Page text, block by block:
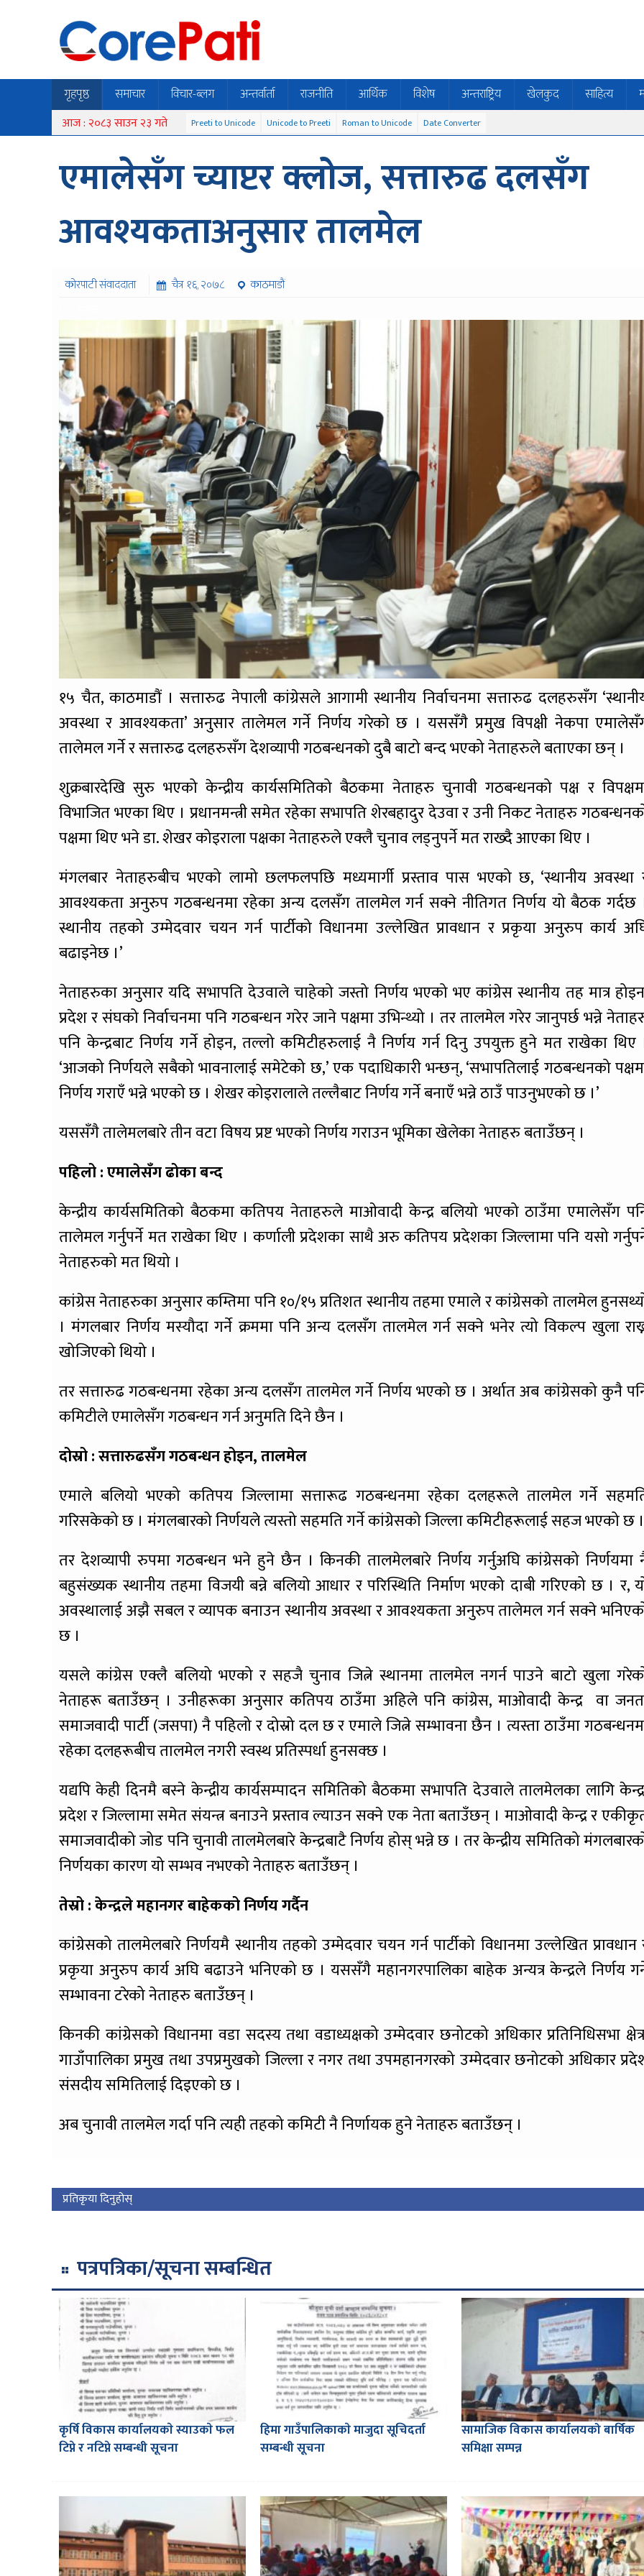
गृहपृष्ठ समाचार विचार-ब्लग अन्तर्वार्ता राजनीति आर्थिक विशेष अन्तराष्ट्रिय खेलकुद साहित्य
आज : २०८३ साउन २३ गते Preeti to Unicode Unicode to Preeti Roman to Unicode Date Converter
एमालेसँग च्याप्टर क्लोज, सत्तारुढ दलसँग
आवश्यकताअनुसार तालमेल
कोरपाटी संवाददाता चैत्र १६, २०७८
काठमाडौं
१५ चैत, काठमाडौं । सत्तारुढ नेपाली कांग्रेसले आगामी स्थानीय निर्वाचनमा सत्तारुढ दलहरुसँग
अवस्था र आवश्यकता’ अनुसार तालेमल गर्ने निर्णय गरेको छ । यससँगै प्रमुख विपक्षी नेकपा
तालेमल गर्ने र सत्तारुढ दलहरुसँग देशव्यापी गठबन्धनको दुबै बाटो बन्द भएको नेताहरुले बताएका छन् ।
शुक्रबारदेखि सुरु भएको केन्द्रीय कार्यसमितिको बैठकमा नेताहरु चुनावी गठबन्धनको पक्ष र
विभाजित भएका थिए । प्रधानमन्त्री समेत रहेका सभापति शेरबहादुर देउवा र उनी निकट नेताहरु
पक्षमा थिए भने डा. शेखर कोइराला पक्षका नेताहरुले एक्लै चुनाव लड्नुपर्ने मत राख्दै आएका थिए ।
मंगलबार नेताहरुबीच भएको लामो छलफलपछि मध्यमार्गी प्रस्ताव पास भएको छ, ‘स्थानीय अवस्था
आवश्यकता अनुरुप गठबन्धनमा रहेका अन्य दलसँग तालमेल गर्न सक्ने नीतिगत निर्णय यो बैठक गर्दछ
स्थानीय तहको उम्मेदवार चयन गर्न पार्टीको विधानमा उल्लेखित प्रावधान र प्रकृया अनुरुप कार्य
बढाइनेछ ।’
नेताहरुका अनुसार यदि सभापति देउवाले चाहेको जस्तो निर्णय भएको भए कांग्रेस स्थानीय तह मात्र
प्रदेश र संघको निर्वाचनमा पनि गठबन्धन गरेर जाने पक्षमा उभिन्थ्यो । तर तालमेल गरेर जानुपर्छ भन्ने
पनि केन्द्रबाट निर्णय गर्ने होइन, तल्लो कमिटीहरुलाई नै निर्णय गर्न दिनु उपयुक्त हुने मत राखेका थिए
‘आजको निर्णयले सबैको भावनालाई समेटेको छ,’ एक पदाधिकारी भन्छन्, ‘सभापतिलाई गठबन्धनको
निर्णय गराएँ भन्ने भएको छ । शेखर कोइरालाले तल्लैबाट निर्णय गर्ने बनाएँ भन्ने ठाउँ पाउनुभएको छ ।’
यससँगै तालेमलबारे तीन वटा विषय प्रष्ट भएको निर्णय गराउन भूमिका खेलेका नेताहरु बताउँछन् ।
पहिलो : एमालेसँग ढोका बन्द
केन्द्रीय कार्यसमितिको बैठकमा कतिपय नेताहरुले माओवादी केन्द्र बलियो भएको ठाउँमा एमालेसँग
तालेमल गर्नुपर्ने मत राखेका थिए । कर्णाली प्रदेशका साथै अरु कतिपय प्रदेशका जिल्लामा पनि यसो
नेताहरुको मत थियो ।
कांग्रेस नेताहरुका अनुसार कम्तिमा पनि १०/१५ प्रतिशत स्थानीय तहमा एमाले र कांग्रेसको तालमेल
। मंगलबार निर्णय मस्यौदा गर्ने क्रममा पनि अन्य दलसँग तालमेल गर्न सक्ने भनेर त्यो विकल्प खुला
खोजिएको थियो ।
तर सत्तारुढ गठबन्धनमा रहेका अन्य दलसँग तालमेल गर्ने निर्णय भएको छ । अर्थात अब कांग्रेसको कुनै
कमिटीले एमालेसँग गठबन्धन गर्न अनुमति दिने छैन ।
दोस्रो : सत्तारुढसँग गठबन्धन होइन, तालमेल
एमाले बलियो भएको कतिपय जिल्लामा सत्तारूढ गठबन्धनमा रहेका दलहरूले तालमेल गर्ने
गरिसकेको छ । मंगलबारको निर्णयले त्यस्तो सहमति गर्ने कांग्रेसको जिल्ला कमिटीहरूलाई सहज भएको छ ।
तर देशव्यापी रुपमा गठबन्धन भने हुने छैन । किनकी तालमेलबारे निर्णय गर्नुअघि कांग्रेसको निर्णयमा
बहुसंख्यक स्थानीय तहमा विजयी बन्ने बलियो आधार र परिस्थिति निर्माण भएको दाबी गरिएको छ । र,
अवस्थालाई अझै सबल र व्यापक बनाउन स्थानीय अवस्था र आवश्यकता अनुरुप तालेमल गर्न सक्ने
छ ।
यसले कांग्रेस एक्लै बलियो भएको र सहजै चुनाव जित्ने स्थानमा तालमेल नगर्न पाउने बाटो खुला
नेताहरू बताउँछन् । उनीहरूका अनुसार कतिपय ठाउँमा अहिले पनि कांग्रेस, माओवादी केन्द्र वा
समाजवादी पार्टी (जसपा) नै पहिलो र दोस्रो दल छ र एमाले जित्ने सम्भावना छैन । त्यस्ता ठाउँमा
रहेका दलहरूबीच तालमेल नगरी स्वस्थ प्रतिस्पर्धा हुनसक्छ ।
यद्यपि केही दिनमै बस्ने केन्द्रीय कार्यसम्पादन समितिको बैठकमा सभापति देउवाले तालमेलका लागि
प्रदेश र जिल्लामा समेत संयन्त्र बनाउने प्रस्ताव ल्याउन सक्ने एक नेता बताउँछन् । माओवादी केन्द्र र
समाजवादीको जोड पनि चुनावी तालमेलबारे केन्द्रबाटै निर्णय होस् भन्ने छ । तर केन्द्रीय समितिको
निर्णयका कारण यो सम्भव नभएको नेताहरु बताउँछन् ।
तेस्रो : केन्द्रले महानगर बाहेकको निर्णय गर्दैन
कांग्रेसको तालमेलबारे निर्णयमै स्थानीय तहको उम्मेदवार चयन गर्न पार्टीको विधानमा उल्लेखित प्रावधान
प्रकृया अनुरुप कार्य अघि बढाउने भनिएको छ । यससँगै महानगरपालिका बाहेक अन्यत्र केन्द्रले निर्णय
सम्भावना टरेको नेताहरु बताउँछन् ।
किनकी कांग्रेसको विधानमा वडा सदस्य तथा वडाध्यक्षको उम्मेदवार छनोटको अधिकार प्रतिनिधिसभा
गाउाँपालिका प्रमुख तथा उपप्रमुखको जिल्ला र नगर तथा उपमहानगरको उम्मेदवार छनोटको अधिकार
संसदीय समितिलाई दिइएको छ ।
अब चुनावी तालमेल गर्दा पनि त्यही तहको कमिटी नै निर्णायक हुने नेताहरु बताउँछन् ।
प्रतिकृया दिनुहोस्
पत्रपत्रिका/सूचना सम्बन्धित
कृर्षि विकास कार्यालयकाे स्याउकाे फल
टिप्ने र नटिप्ने सम्बन्धी सूचना
हिमा गाउँपालिकाकाे मा‌जुदा सूचिदर्ता
सम्बन्धी सूचना
सामाजिक विकास कार्यालयको बार्षिक
समिक्षा सम्पन्न